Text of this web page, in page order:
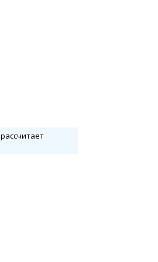
рассчитает